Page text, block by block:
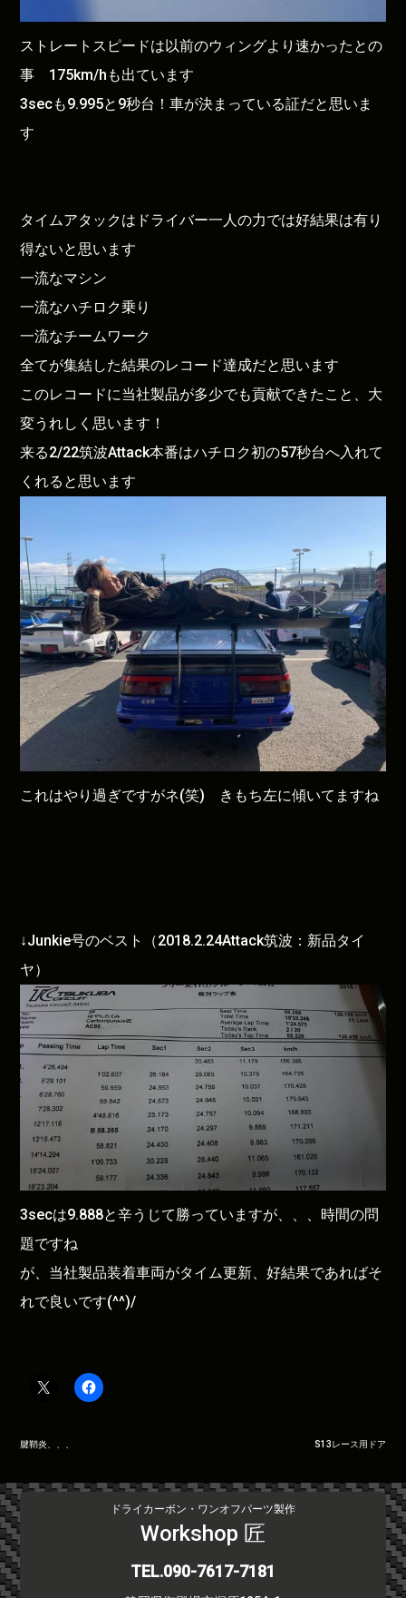
ストレートスピードは以前のウィングより速かったとの
事 175km/hも出ています
3secも9.995と9秒台！車が決まっている証だと思いま
す
タイムアタックはドライバー一人の力では好結果は有り
得ないと思います
一流なマシン
一流なハチロク乗り
一流なチームワーク
全てが集結した結果のレコード達成だと思います
このレコードに当社製品が多少でも貢献できたこと、大
変うれしく思います！
来る2/22筑波Attack本番はハチロク初の57秒台へ入れて
くれると思います
これはやり過ぎですがネ(笑) きもち左に傾いてますね
↓Junkie号のベスト（2018.2.24Attack筑波：新品タイ
ヤ）
3secは9.888と辛うじて勝っていますが、、、時間の問
題ですね
が、当社製品装着車両がタイム更新、好結果であればそ
れで良いです(^^)/
投
ナ
ビ
ゲ
ー
シ
腱鞘炎、、、 S13レース用ドア
ドライカーボン・ワンオフパーツ製作
Workshop 匠
TEL.090-7617-7181